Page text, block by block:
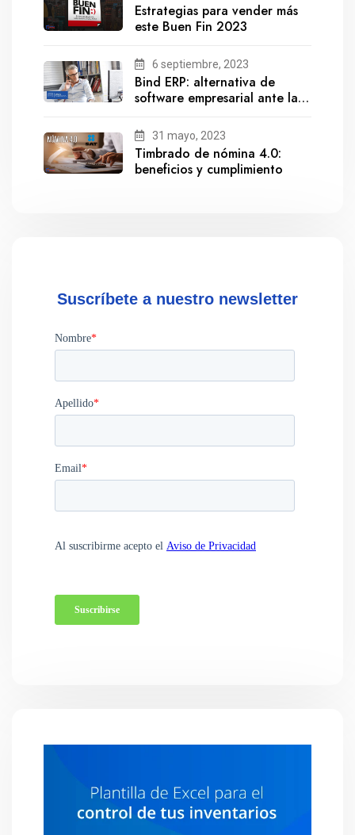
Estrategias para vender más
este Buen Fin 2023
6 septiembre, 2023
Bind ERP: alternativa de
software empresarial ante la
31 mayo, 2023
Timbrado de nómina 4.0:
beneficios y cumplimiento
Suscríbete a nuestro newsletter